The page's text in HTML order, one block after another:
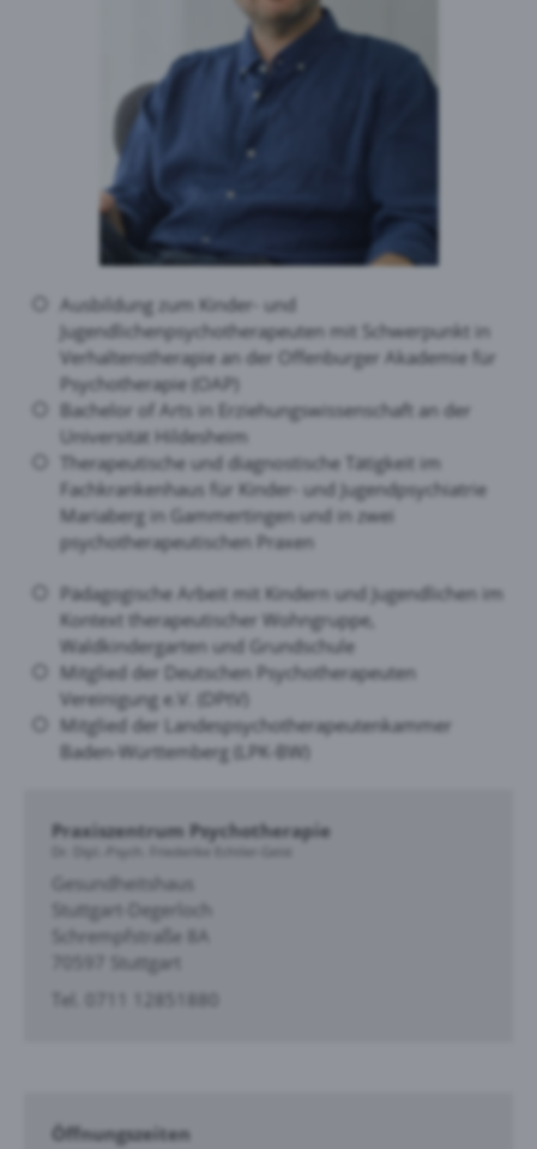
Ausbildung zum Kinder- und
Jugendlichenpsychotherapeuten mit Schwerpunkt in
Verhaltenstherapie an der Offenburger Akademie für
Psychotherapie (OAP)
Bachelor of Arts in Erziehungswissenschaft an der
Universität Hildesheim
Therapeutische und diagnostische Tätigkeit im
Fachkrankenhaus für Kinder- und Jugendpsychiatrie
Mariaberg in Gammertingen und in zwei
psychotherapeutischen Praxen
Pädagogische Arbeit mit Kindern und Jugendlichen im
Kontext therapeutischer Wohngruppe,
Waldkindergarten und Grundschule
Mitglied der Deutschen Psychotherapeuten
Vereinigung e.V. (DPtV)
Mitglied der Landespsychotherapeutenkammer
Baden-Württemberg (LPK-BW)
Praxiszentrum Psychotherapie
Gesundheitshaus
Stuttgart-Degerloch
Schrempfstraße 8A
70597 Stuttgart
Tel. 0711 12851880
Öffnungszeiten